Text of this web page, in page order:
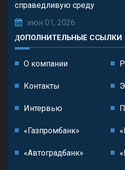
справедливую среду
июн 01, 2026
ДОПОЛНИТЕЛЬНЫЕ ССЫЛКИ
О компании
Контакты
Интервью
«Газпромбанк»
«Автоградбанк»